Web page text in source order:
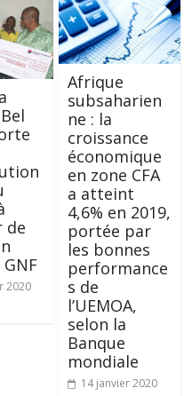
de
2020
Afrique
subsaharien
ne : la
croissance
économique
en zone CFA
a atteint
4,6% en 2019,
portée par
les bonnes
performance
s de
l’UEMOA,
selon la
Banque
mondiale
14 janvier 2020